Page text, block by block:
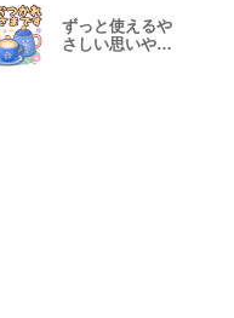
ずっと使えるや
さしい思いやり